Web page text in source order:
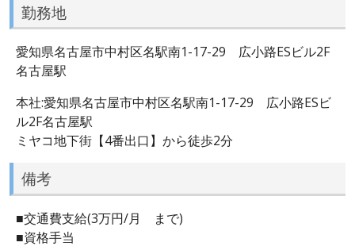
勤務地
愛知県名古屋市中村区名駅南1-17-29 広小路ESビル2F
名古屋駅
本社:愛知県名古屋市中村区名駅南1-17-29 広小路ESビ
ル2F名古屋駅
ミヤコ地下街【4番出口】から徒歩2分
備考
■交通費支給(3万円/月 まで)
■資格手当